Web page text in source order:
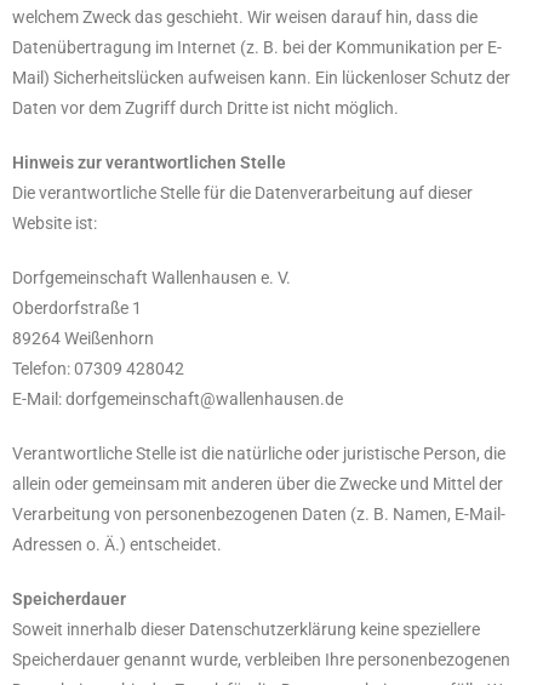
welchem Zweck das geschieht. Wir weisen darauf hin, dass die
Datenübertragung im Internet (z. B. bei der Kommunikation per E-
Mail) Sicherheitslücken aufweisen kann. Ein lückenloser Schutz der
Daten vor dem Zugriff durch Dritte ist nicht möglich.
Hinweis zur verantwortlichen Stelle
Die verantwortliche Stelle für die Datenverarbeitung auf dieser
Website ist:
Dorfgemeinschaft Wallenhausen e. V.
Oberdorfstraße 1
89264 Weißenhorn
Telefon: 07309 428042
E-Mail: dorfgemeinschaft@wallenhausen.de
Verantwortliche Stelle ist die natürliche oder juristische Person, die
allein oder gemeinsam mit anderen über die Zwecke und Mittel der
Verarbeitung von personenbezogenen Daten (z. B. Namen, E-Mail-
Adressen o. Ä.) entscheidet.
Speicherdauer
Soweit innerhalb dieser Datenschutzerklärung keine speziellere
Speicherdauer genannt wurde, verbleiben Ihre personenbezogenen